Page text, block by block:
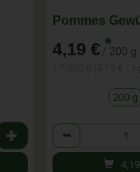
4,19 € *
/ 200 g
200 g
Anzahl
4,19